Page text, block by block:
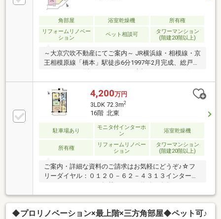
角部屋 浴室乾燥機
所有権
リフォームリノベー
ション
ペット相談可
タワーマンション
(階建20階以上)
～大京穴吹不動産にてご案内～ JR横浜線・相模線・京
王相模原線「橋本」駅徒歩6分1997年2月完成、総戸数
暮らせるマンション（規則あり） ・26階建12階部分
南東向きの角部屋につき、日照・眺望良好 ・専有面
積79.77平米3LDK、全居室フローリング ・ガラスト
ップコンロ、食器洗乾燥機、水栓一体型浄水器 ・
リノベーション（２０２６年７月完了）～リノベーシ
ョン内容～ システムキッチン・ユニットバス交換
洗面化粧台・トイレ・建具交換 全フローリング・全
4,200万円
3LDK 72.3m2
16階 北東
駐車場あり
モニタ付インターホ
ン
浴室乾燥機
所有権
リフォームリノベー
ション
タワーマンション
(階建20階以上)
ご案内・詳細な資料のご請求はお気軽にどうぞ♪☆フ
リーダイヤル：０１２０－６２－４３１３インターネ
す！
◆プロリノベーション×最上階×三方角部屋◆ペット可♪